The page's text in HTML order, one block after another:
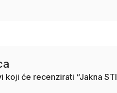
koji će recenzirati “Jakna